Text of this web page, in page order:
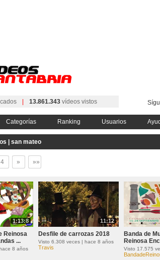
13.861.343 vídeos vistos
Categorías Ranking Usuarios
| san mateo
4 » »»
1:13:8
Reinosa
...
8 años
11:12
Desfile de carrozas 2018
Visto 6.308 veces | hace 8 años
Travis
Banda de
Reinosa
Visto 17.575